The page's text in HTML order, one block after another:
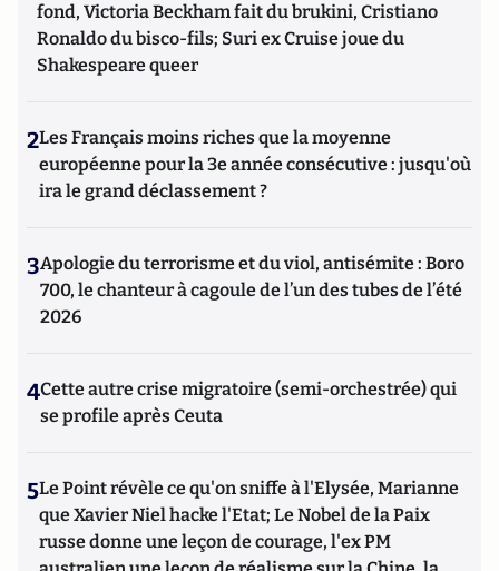
fond, Victoria Beckham fait du brukini, Cristiano
Ronaldo du bisco-fils; Suri ex Cruise joue du
Shakespeare queer
2Les Français moins riches que la moyenne
européenne pour la 3e année consécutive : jusqu'où
ira le grand déclassement ?
3Apologie du terrorisme et du viol, antisémite : Boro
700, le chanteur à cagoule de l’un des tubes de l’été
2026
4Cette autre crise migratoire (semi-orchestrée) qui
se profile après Ceuta
5Le Point révèle ce qu'on sniffe à l'Elysée, Marianne
que Xavier Niel hacke l'Etat; Le Nobel de la Paix
russe donne une leçon de courage, l'ex PM